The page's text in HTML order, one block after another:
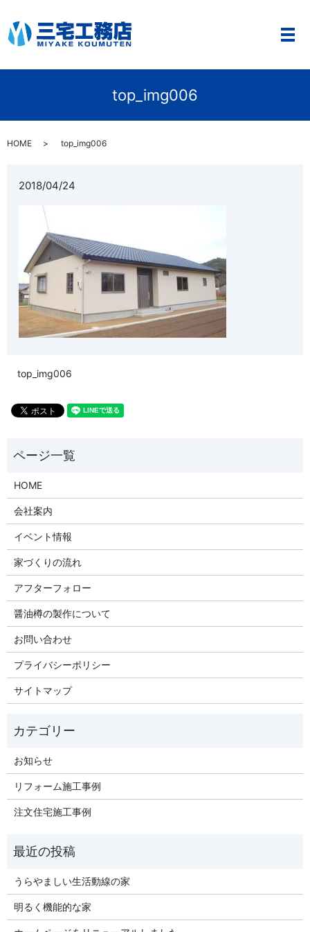
メ
top_img006
HOME top_img006
2018/04/24
top_img006
HOME
会社案内
イベント情報
家づくりの流れ
アフターフォロー
醤油樽の製作について
お問い合わせ
プライバシーポリシー
サイトマップ
お知らせ
リフォーム施工事例
注文住宅施工事例
うらやましい生活動線の家
明るく機能的な家